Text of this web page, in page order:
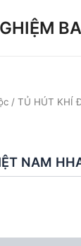
/ TỦ HÚT KHÍ
NAM